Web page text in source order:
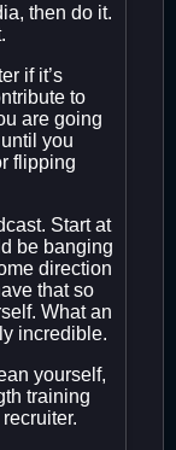
then do it.
if it’s
to
are going
you
flipping
Start at
be banging
direction
that so
What an
incredible.
yourself,
training